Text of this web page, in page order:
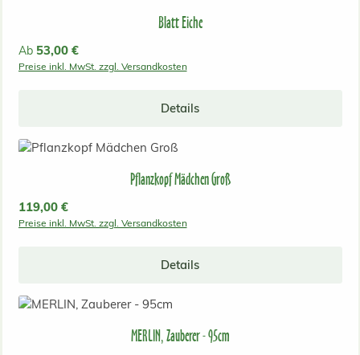
Blatt Eiche
Regulärer Preis:
Ab 53,00 €
Preise inkl. MwSt. zzgl. Versandkosten
Details
Pflanzkopf Mädchen Groß
Regulärer Preis:
119,00 €
Preise inkl. MwSt. zzgl. Versandkosten
Details
MERLIN, Zauberer - 95cm